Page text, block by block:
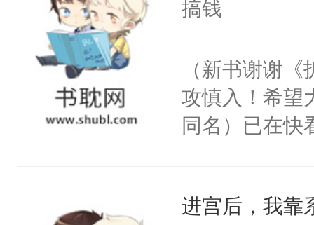
搞钱
（新书谢谢
攻慎入！希望
同名）已在快
成为所有白莲
进宫后，我靠